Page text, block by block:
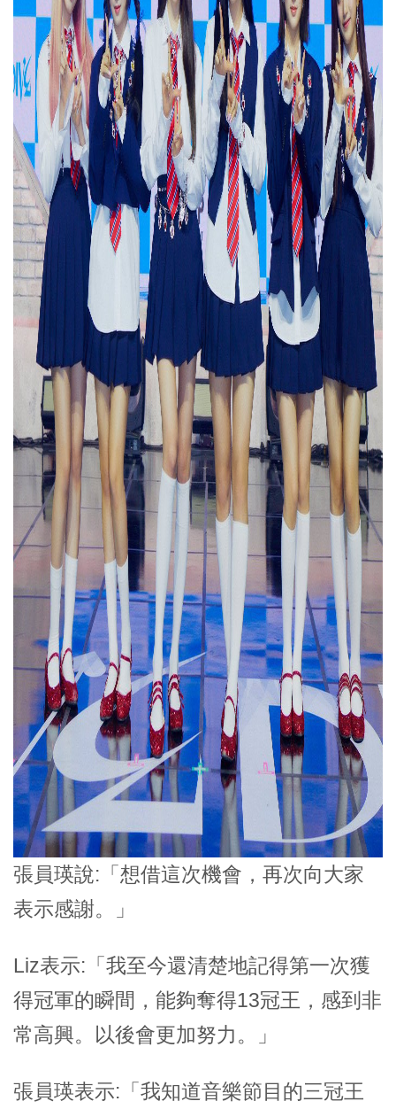
張員瑛說:「想借這次機會，再次向大家
表示感謝。」
Liz表示:「我至今還清楚地記得第一次獲
得冠軍的瞬間，能夠奪得13冠王，感到非
常高興。以後會更加努力。」
張員瑛表示:「我知道音樂節目的三冠王